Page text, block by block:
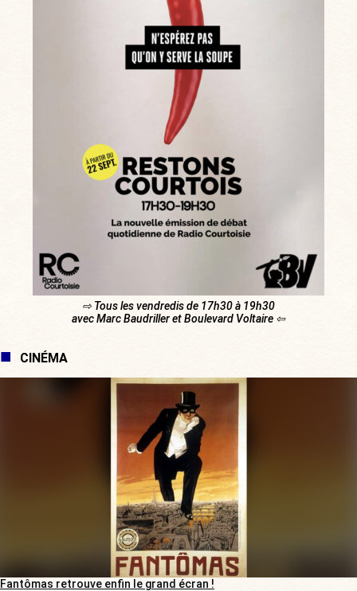
⇨ Tous les vendredis de 17h30 à 19h30
avec Marc Baudriller et Boulevard Voltaire ⇦
CINÉMA
Fantômas retrouve enfin le grand écran !